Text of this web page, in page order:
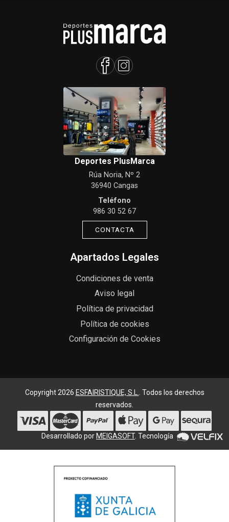
Deportes PlusMarca
Rúa Noria, Nº 2
36940 Cangas
Teléfono
986 30 52 67
CONTACTA
Apartados Legales
Condiciones de venta
Aviso legal
Política de privacidad
Política de cookies
Configuración de Cookies
Copyright 2026 ESFAIRISTIQUE, S.L.. Todos los derechos
reservados.
Desarrollado por MEIGASOFT. Tecnología